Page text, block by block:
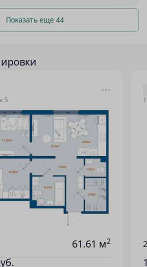
Показать еще 44
5
61.61 м2